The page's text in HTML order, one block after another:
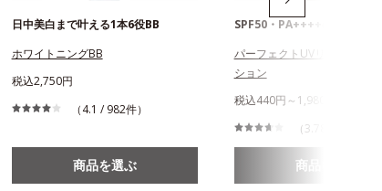
日中美白まで叶える1本6役BB
ホワイトニングBB
税込2,750円
（4.1 / 982件）
商品を選ぶ
SPF50・PA++++のUVファ
パーフェクトUVリキッドフ
ション
税込440円～1,980円
（3.78 / 715件）
商品を選ぶ